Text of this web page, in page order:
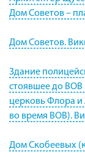
Дом Советов –
Дом Советов.
Здание
стоявшее до ВОВ
церковь Флора
во время ВОВ).
Дом Скобеевых